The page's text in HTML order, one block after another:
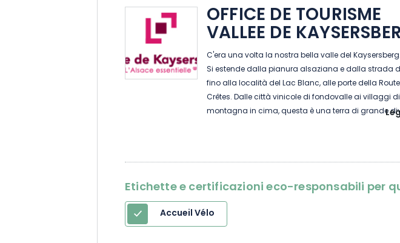
OFFICE DE TOURISME
VALLEE DE
C'era una volta la nostra bella valle del
Si estende dalla pianura alsaziana e dalla strada
fino alla località del Lac Blanc, alle porte della
Crêtes. Dalle città vinicole di fondovalle ai villaggi di
montagna in cima, questa è una terra di grande
plasmata dai suoi paesaggi! Sul lato dei vigneti, si
e borghi dove pascolano le mucche dei Vosgi nei
montani di Fréland, Labaroche, Lapoutroie, Orbey e Le
Bonhomme. Tra crinali, prati e laghi di montagna, i
per passeggiate e mountain bike sono numerosi e
Etichette e certificazioni eco-responsabili per
Accueil Vélo